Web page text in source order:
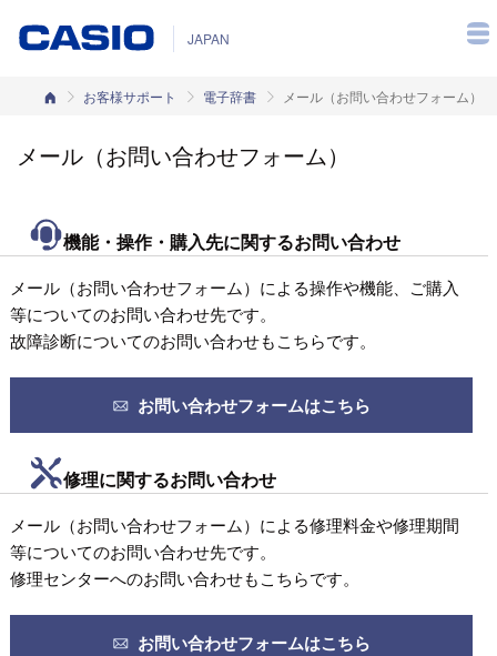
JAPAN
カシオホーム
お客様サポート 電子辞書 メール（お問い合わせフォーム）
メール（お問い合わせフォーム）
機能・操作・購入先に関するお問い合わせ
メール（お問い合わせフォーム）による操作や機能、ご購入
等についてのお問い合わせ先です。
故障診断についてのお問い合わせもこちらです。
お問い合わせフォームはこちら
修理に関するお問い合わせ
メール（お問い合わせフォーム）による修理料金や修理期間
等についてのお問い合わせ先です。
修理センターへのお問い合わせもこちらです。
お問い合わせフォームはこちら